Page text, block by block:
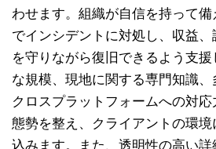
わせます。組織が自信を持って
でインシデントに対処し、収益
を守りながら復旧できるよう支
な規模、現地に関する専門知識、
クロスプラットフォームへの対
態勢を整え、クライアントの環
込みます。また、透明性の高い